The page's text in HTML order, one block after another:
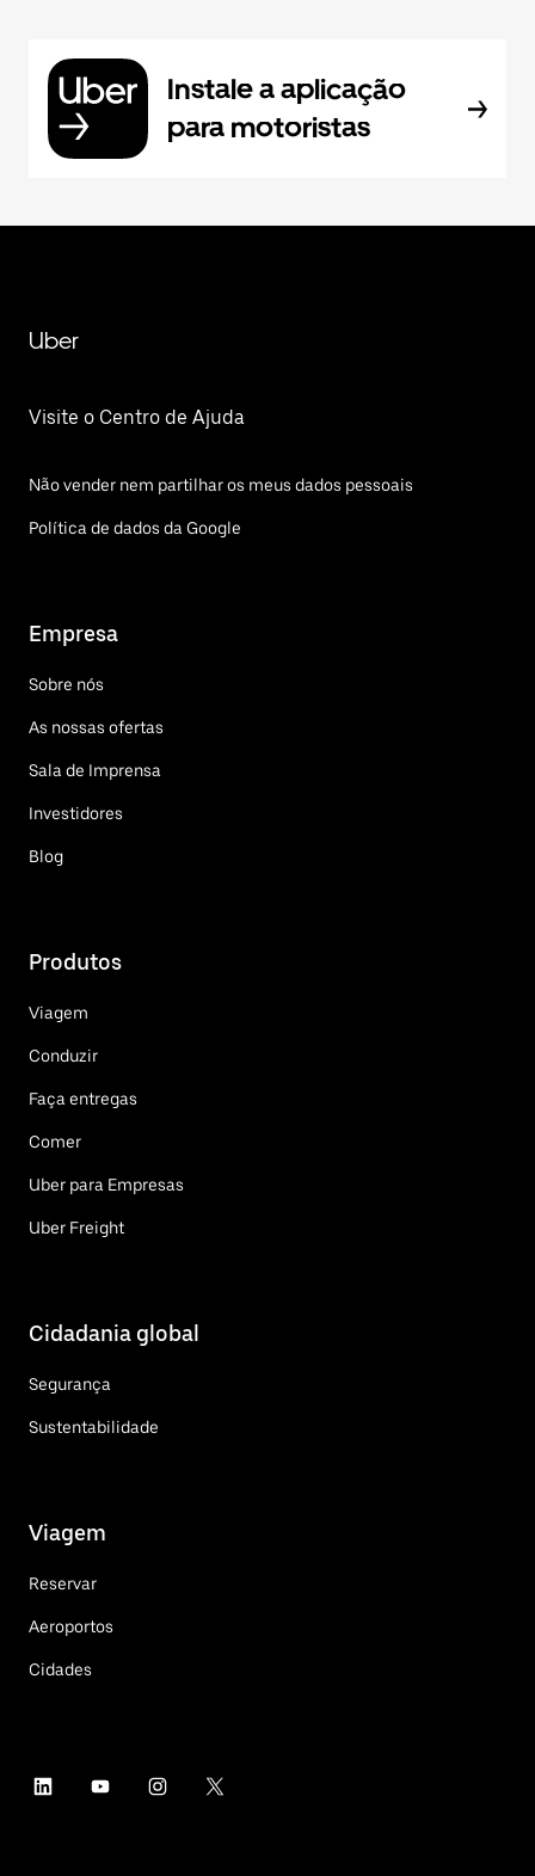
Instale a aplicação
para motoristas
Uber
Visite o Centro de Ajuda
Não vender nem partilhar os meus dados pessoais
Política de dados da Google
Empresa
Sobre nós
As nossas ofertas
Sala de Imprensa
Investidores
Blog
Produtos
Viagem
Conduzir
Faça entregas
Comer
Uber para Empresas
Uber Freight
Cidadania global
Segurança
Sustentabilidade
Viagem
Reservar
Aeroportos
Cidades